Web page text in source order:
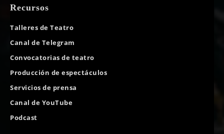
Recursos
Talleres de Teatro
Canal de Telegram
Convocatorias de teatro
Producción de espectáculos
Servicios de prensa
Canal de YouTube
Podcast